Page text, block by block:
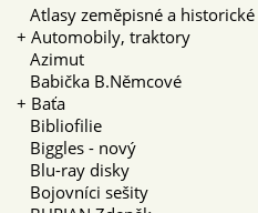
Atlasy zeměpisné a historické
+ Automobily, traktory
Azimut
Babička B.Němcové
+ Baťa
Bibliofilie
Biggles - nový
Blu-ray disky
Bojovníci sešity